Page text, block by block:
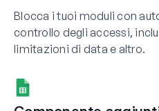
Blocca i tuoi moduli con
controllo degli accessi,
limitazioni di data e altro.